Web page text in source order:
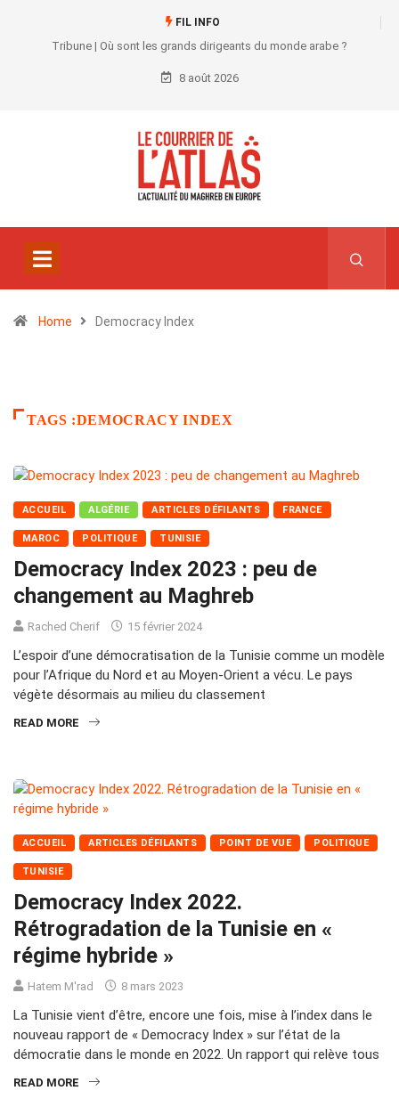
FIL INFO
Tribune | Où sont les grands dirigeants du monde arabe ?
8 août 2026
Home Democracy Index
TAGS :DEMOCRACY INDEX
ACCUEIL ALGÉRIE ARTICLES DÉFILANTS FRANCE
MAROC POLITIQUE TUNISIE
Democracy Index 2023 : peu de
changement au Maghreb
Rached Cherif 15 février 2024
L’espoir d’une démocratisation de la Tunisie comme un modèle
pour l’Afrique du Nord et au Moyen-Orient a vécu. Le pays
végète désormais au milieu du classement
READ MORE
ACCUEIL ARTICLES DÉFILANTS POINT DE VUE POLITIQUE
TUNISIE
Democracy Index 2022.
Rétrogradation de la Tunisie en «
régime hybride »
Hatem M'rad 8 mars 2023
La Tunisie vient d’être, encore une fois, mise à l’index dans le
nouveau rapport de « Democracy Index » sur l’état de la
démocratie dans le monde en 2022. Un rapport qui relève tous
READ MORE